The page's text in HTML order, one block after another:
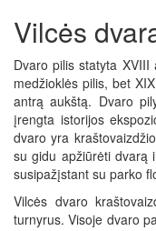
Vilcės
Dvaro pilis statyta
medžioklės pilis, bet
antrą aukštą. Dvaro
įrengta istorijos
dvaro yra
su gidu apžiūrėti dvarą
susipažįstant su parko
Vilcės dvaro
turnyrus. Visoje dvaro